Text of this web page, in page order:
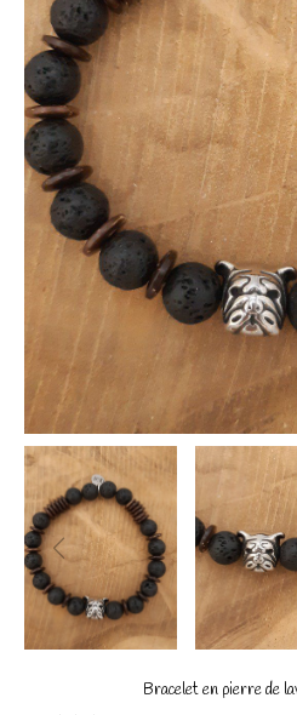
Bracelet en pierre de